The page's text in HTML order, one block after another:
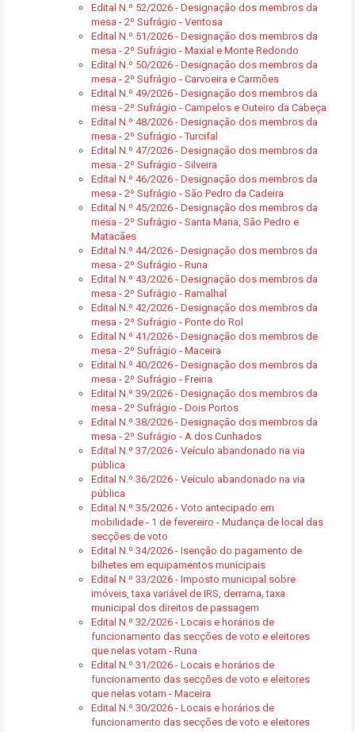
Edital N.º 52/2026 - Designação dos membros da
mesa - 2º Sufrágio - Ventosa
Edital N.º 51/2026 - Designação dos membros da
mesa - 2º Sufrágio - Maxial e Monte Redondo
Edital N.º 50/2026 - Designação dos membros da
mesa - 2º Sufrágio - Carvoeira e Carmões
Edital N.º 49/2026 - Designação dos membros da
mesa - 2º Sufrágio - Campelos e Outeiro da Cabeça
Edital N.º 48/2026 - Designação dos membros da
mesa - 2º Sufrágio - Turcifal
Edital N.º 47/2026 - Designação dos membros da
mesa - 2º Sufrágio - Silveira
Edital N.º 46/2026 - Designação dos membros da
mesa - 2º Sufrágio - São Pedro da Cadeira
Edital N.º 45/2026 - Designação dos membros da
mesa - 2º Sufrágio - Santa Maria, São Pedro e
Matacães
Edital N.º 44/2026 - Designação dos membros da
mesa - 2º Sufrágio - Runa
Edital N.º 43/2026 - Designação dos membros da
mesa - 2º Sufrágio - Ramalhal
Edital N.º 42/2026 - Designação dos membros da
mesa - 2º Sufrágio - Ponte do Rol
Edital N.º 41/2026 - Designação dos membros de
mesa - 2º Sufrágio - Maceira
Edital N.º 40/2026 - Designação dos membros da
mesa - 2º Sufrágio - Freiria
Edital N.º 39/2026 - Designação dos membros da
mesa - 2º Sufrágio - Dois Portos
Edital N.º 38/2026 - Designação dos membros da
mesa - 2º Sufrágio - A dos Cunhados
Edital N.º 37/2026 - Veículo abandonado na via
pública
Edital N.º 36/2026 - Veículo abandonado na via
pública
Edital N.º 35/2026 - Voto antecipado em
mobilidade - 1 de fevereiro - Mudança de local das
secções de voto
Edital N.º 34/2026 - Isenção do pagamento de
bilhetes em equipamentos municipais
Edital N.º 33/2026 - Imposto municipal sobre
imóveis, taxa variável de IRS, derrama, taxa
municipal dos direitos de passagem
Edital N.º 32/2026 - Locais e horários de
funcionamento das secções de voto e eleitores
que nelas votam - Runa
Edital N.º 31/2026 - Locais e horários de
funcionamento das secções de voto e eleitores
que nelas votam - Maceira
Edital N.º 30/2026 - Locais e horários de
funcionamento das secções de voto e eleitores